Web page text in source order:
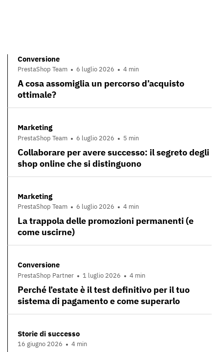
Conversione
PrestaShop Team 6 luglio 2026 4 min
A cosa assomiglia un percorso d’acquisto
ottimale?
Marketing
PrestaShop Team 6 luglio 2026 5 min
Collaborare per avere successo: il segreto degli
shop online che si distinguono
Marketing
PrestaShop Team 6 luglio 2026 4 min
La trappola delle promozioni permanenti (e
come uscirne)
Conversione
PrestaShop Partner 1 luglio 2026 4 min
Perché l’estate è il test definitivo per il tuo
sistema di pagamento e come superarlo
Storie di successo
16 giugno 2026 4 min